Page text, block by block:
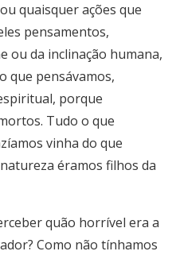
quaisquer ações que
pensamentos,
ou da inclinação humana,
que pensávamos,
porque
Tudo o que
vinha do que
éramos filhos da
quão horrível era a
Como não tínhamos